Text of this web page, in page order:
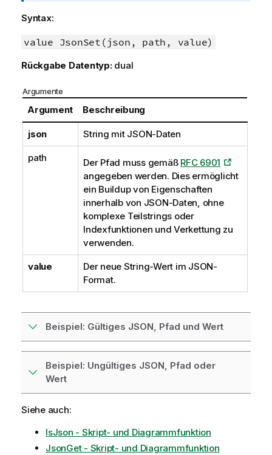
o
m
t
o
n
s
i
Syntax:
value JsonSet(json, path, value)
Rückgabe Datentyp: dual
Argumente
Argument Beschreibung
json String mit JSON-Daten
path Der Pfad muss gemäß RFC 6901
angegeben werden. Dies ermöglicht
ein Buildup von Eigenschaften
innerhalb von JSON-Daten, ohne
komplexe Teilstrings oder
Indexfunktionen und Verkettung zu
verwenden.
value
Der neue String-Wert im JSON-
Format.
Beispiel: Gültiges JSON, Pfad und Wert
Beispiel: Ungültiges JSON, Pfad oder
Wert
Siehe auch:
IsJson - Skript- und Diagrammfunktion
JsonGet - Skript- und Diagrammfunktion